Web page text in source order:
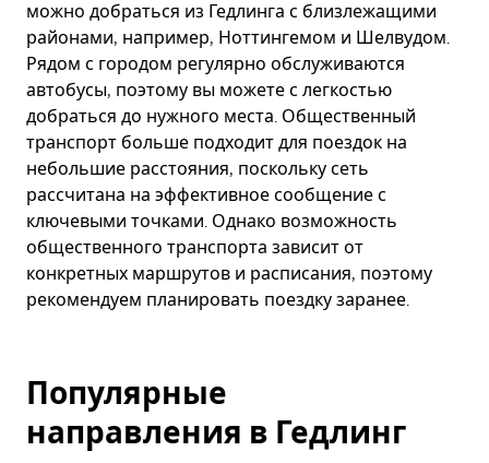
можно добраться из Гедлинга с близлежащими
районами, например, Ноттингемом и Шелвудом.
Рядом с городом регулярно обслуживаются
автобусы, поэтому вы можете с легкостью
добраться до нужного места. Общественный
транспорт больше подходит для поездок на
небольшие расстояния, поскольку сеть
рассчитана на эффективное сообщение с
ключевыми точками. Однако возможность
общественного транспорта зависит от
конкретных маршрутов и расписания, поэтому
рекомендуем планировать поездку заранее.
Популярные
направления в Гедлинг